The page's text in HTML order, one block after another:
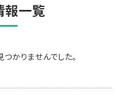
報一覧
かりませんでした。